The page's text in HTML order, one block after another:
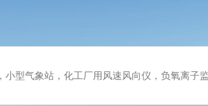
气象站，化工厂用风速风向仪，负氧离子监测站，便